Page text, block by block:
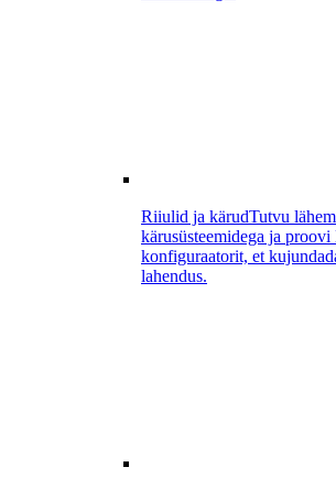
Riiulid ja kärudTutvu
kärusüsteemidega ja
konfiguraatorit, et
lahendus.